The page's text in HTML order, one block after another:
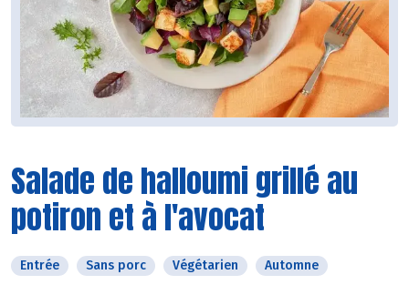
Salade de halloumi grillé au
potiron et à l'avocat
Entrée Sans porc Végétarien Automne